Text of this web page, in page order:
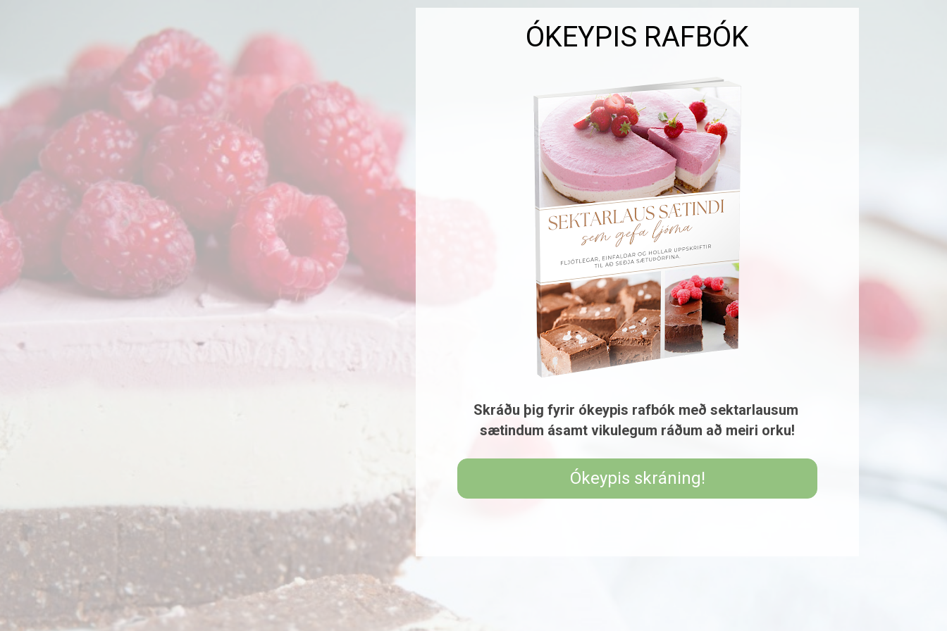
ÓKEYPIS RAFBÓK
Skráðu þig fyrir ókeypis rafbók með sektarlausum
sætindum ásamt vikulegum ráðum að meiri orku!
Ókeypis skráning!